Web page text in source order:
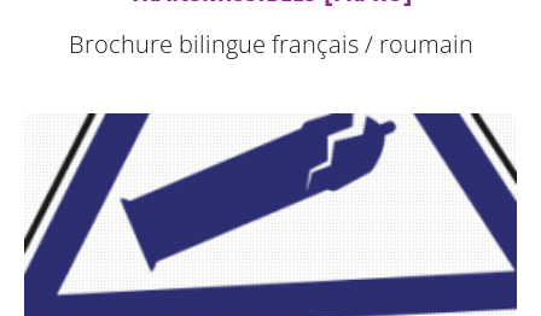
Brochure bilingue français / roumain